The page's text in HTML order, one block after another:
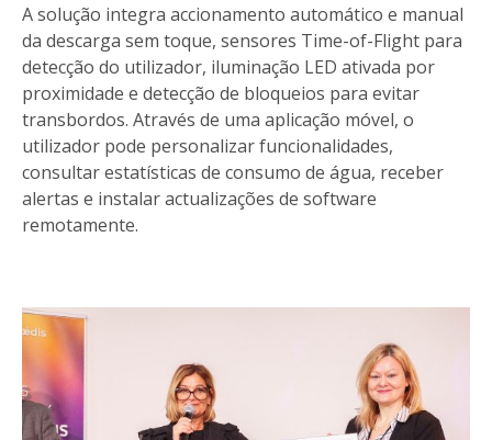
A solução integra accionamento automático e manual
da descarga sem toque, sensores Time-of-Flight para
detecção do utilizador, iluminação LED ativada por
proximidade e detecção de bloqueios para evitar
transbordos. Através de uma aplicação móvel, o
utilizador pode personalizar funcionalidades,
consultar estatísticas de consumo de água, receber
alertas e instalar actualizações de software
remotamente.